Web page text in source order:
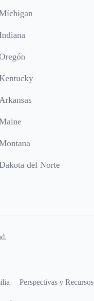
del Norte
Perspectivas y Recursos